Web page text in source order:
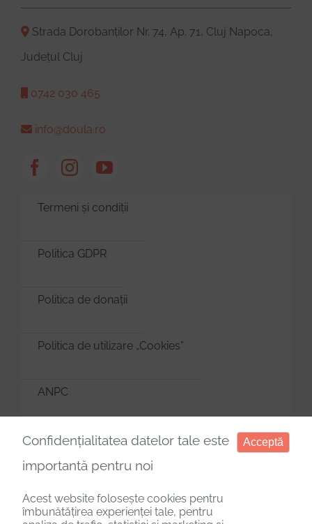
Strada Dorobanților Nr. 74, Ap. 71, Cluj Napoca,
Județul Cluj
0742 030 465
info@doula.ro
Termeni și condiții
Politica GDPR
Politica de donații
Politica de utilizare „Cookies”
ANPC
Manager de cookies
Confidențialitatea datelor tale este
importantă pentru noi
Acest website folosește cookies pentru
îmbunătățirea experienței tale, pentru
Acceptă